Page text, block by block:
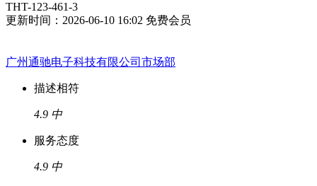
THT-123-461-3
更新时间：2026-06-10 16:02 免费会员
广州通驰电子科技有限公司市场部
描述相符
4.9 中
服务态度
4.9 中